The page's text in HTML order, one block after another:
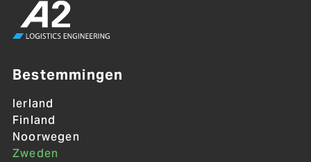
Bestemmingen
Ierland
Finland
Noorwegen
Zweden